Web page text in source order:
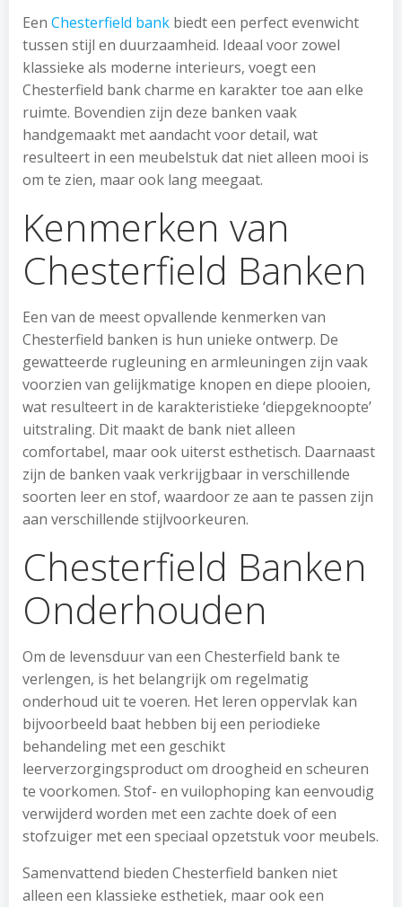
Een Chesterfield bank biedt een perfect evenwicht
tussen stijl en duurzaamheid. Ideaal voor zowel
klassieke als moderne interieurs, voegt een
Chesterfield bank charme en karakter toe aan elke
ruimte. Bovendien zijn deze banken vaak
handgemaakt met aandacht voor detail, wat
resulteert in een meubelstuk dat niet alleen mooi is
om te zien, maar ook lang meegaat.
Kenmerken van
Chesterfield Banken
Een van de meest opvallende kenmerken van
Chesterfield banken is hun unieke ontwerp. De
gewatteerde rugleuning en armleuningen zijn vaak
voorzien van gelijkmatige knopen en diepe plooien,
wat resulteert in de karakteristieke ‘diepgeknoopte’
uitstraling. Dit maakt de bank niet alleen
comfortabel, maar ook uiterst esthetisch. Daarnaast
zijn de banken vaak verkrijgbaar in verschillende
soorten leer en stof, waardoor ze aan te passen zijn
aan verschillende stijlvoorkeuren.
Chesterfield Banken
Onderhouden
Om de levensduur van een Chesterfield bank te
verlengen, is het belangrijk om regelmatig
onderhoud uit te voeren. Het leren oppervlak kan
bijvoorbeeld baat hebben bij een periodieke
behandeling met een geschikt
leerverzorgingsproduct om droogheid en scheuren
te voorkomen. Stof- en vuilophoping kan eenvoudig
verwijderd worden met een zachte doek of een
stofzuiger met een speciaal opzetstuk voor meubels.
Samenvattend bieden Chesterfield banken niet
alleen een klassieke esthetiek, maar ook een